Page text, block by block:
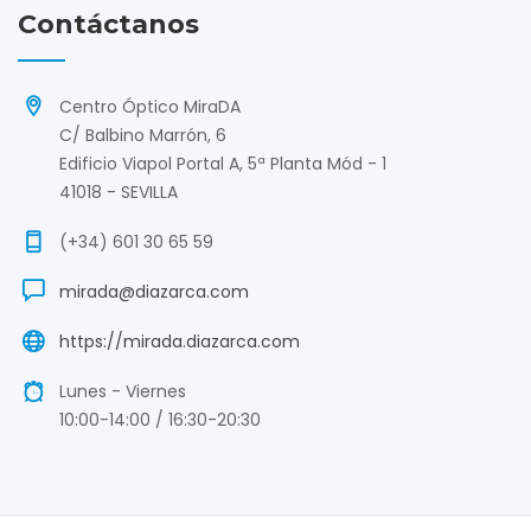
Contáctanos
Centro Óptico MiraDA
C/ Balbino Marrón, 6
Edificio Viapol Portal A, 5ª Planta Mód - 1
41018 - SEVILLA
(+34) 601 30 65 59
mirada@diazarca.com
https://mirada.diazarca.com
Lunes - Viernes
10:00-14:00 / 16:30-20:30